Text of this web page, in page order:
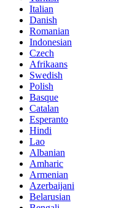
Italian
Danish
Romanian
Indonesian
Czech
Afrikaans
Swedish
Polish
Basque
Catalan
Esperanto
Hindi
Lao
Albanian
Amharic
Armenian
Azerbaijani
Belarusian